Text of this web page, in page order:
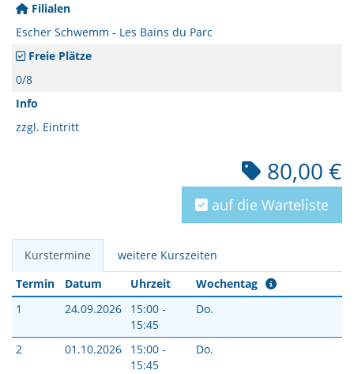
Filialen
Escher Schwemm - Les Bains du Parc
Freie Plätze
0/8
Info
zzgl. Eintritt
80,00 €
auf die Warteliste
Kurstermine
weitere Kurszeiten
Termin
Datum Uhrzeit
Wochentag
1
24.09.2026
15:00 -
15:45
Do.
2 01.10.2026
15:00 -
15:45
Do.